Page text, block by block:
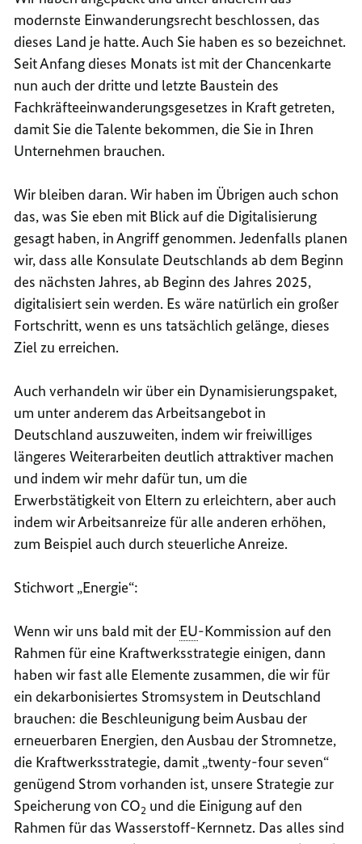
modernste Einwanderungsrecht beschlossen, das
dieses Land je hatte. Auch Sie haben es so bezeichnet.
Seit Anfang dieses Monats ist mit der Chancenkarte
nun auch der dritte und letzte Baustein des
Fachkräfteeinwanderungsgesetzes in Kraft getreten,
damit Sie die Talente bekommen, die Sie in Ihren
Unternehmen brauchen.
Wir bleiben daran. Wir haben im Übrigen auch schon
das, was Sie eben mit Blick auf die Digitalisierung
gesagt haben, in Angriff genommen. Jedenfalls planen
wir, dass alle Konsulate Deutschlands ab dem Beginn
des nächsten Jahres, ab Beginn des Jahres 2025,
digitalisiert sein werden. Es wäre natürlich ein großer
Fortschritt, wenn es uns tatsächlich gelänge, dieses
Ziel zu erreichen.
Auch verhandeln wir über ein Dynamisierungspaket,
um unter anderem das Arbeitsangebot in
Deutschland auszuweiten, indem wir freiwilliges
längeres Weiterarbeiten deutlich attraktiver machen
und indem wir mehr dafür tun, um die
Erwerbstätigkeit von Eltern zu erleichtern, aber auch
indem wir Arbeitsanreize für alle anderen erhöhen,
zum Beispiel auch durch steuerliche Anreize.
Stichwort „Energie“:
Wenn wir uns bald mit der EU-Kommission auf den
Rahmen für eine Kraftwerksstrategie einigen, dann
haben wir fast alle Elemente zusammen, die wir für
ein dekarbonisiertes Stromsystem in Deutschland
brauchen: die Beschleunigung beim Ausbau der
erneuerbaren Energien, den Ausbau der Stromnetze,
die Kraftwerksstrategie, damit „twenty-four seven“
genügend Strom vorhanden ist, unsere Strategie zur
Speicherung von CO2 und die Einigung auf den
Rahmen für das Wasserstoff-Kernnetz. Das alles sind